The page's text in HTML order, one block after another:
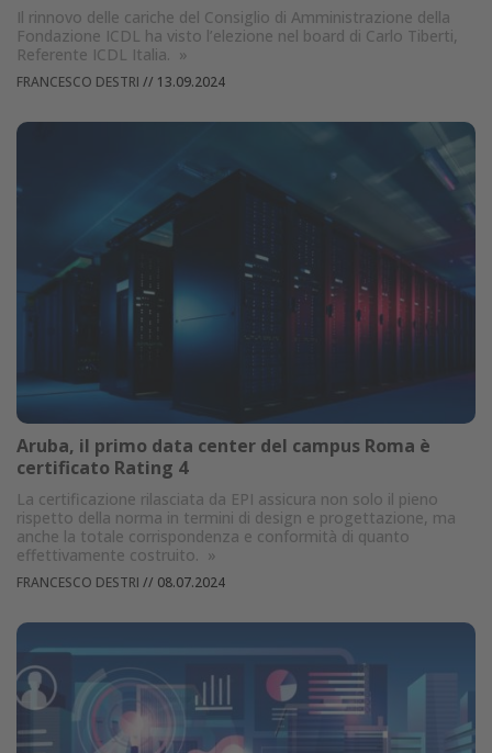
Il rinnovo delle cariche del Consiglio di Amministrazione della
Fondazione ICDL ha visto l’elezione nel board di Carlo Tiberti,
Referente ICDL Italia. »
FRANCESCO DESTRI // 13.09.2024
Aruba, il primo data center del campus Roma è
certificato Rating 4
La certificazione rilasciata da EPI assicura non solo il pieno
rispetto della norma in termini di design e progettazione, ma
anche la totale corrispondenza e conformità di quanto
effettivamente costruito. »
FRANCESCO DESTRI // 08.07.2024